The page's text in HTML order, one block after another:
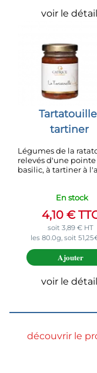
voir le détail
tartiner
Légumes de la
relevés d'une
basilic, à tartiner à
En stock
4,10 €
soit 3,89 € HT
les 80.0g, soit
Ajouter
voir le détail
découvrir le